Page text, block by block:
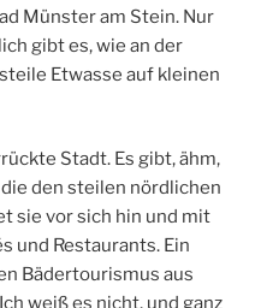
Münster am Stein. Nur
gibt es, wie an der
Etwasse auf kleinen
Stadt. Es gibt, ähm,
den steilen nördlichen
sie vor sich hin und mit
und Restaurants. Ein
Bädertourismus aus
weiß es nicht, und ganz